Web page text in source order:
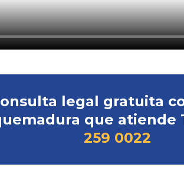
legal gratuita
que atiende
259 0022